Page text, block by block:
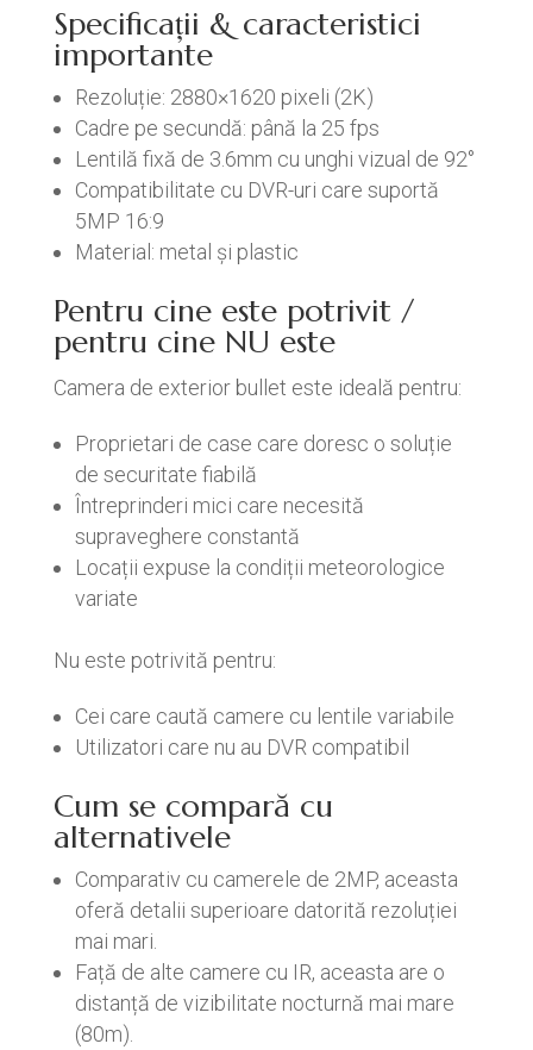
Specificații & caracteristici
importante
Rezoluție: 2880×1620 pixeli (2K)
Cadre pe secundă: până la 25 fps
Lentilă fixă de 3.6mm cu unghi vizual de 92°
Compatibilitate cu DVR-uri care suportă
5MP 16:9
Material: metal și plastic
Pentru cine este potrivit /
pentru cine NU este
Camera de exterior bullet este ideală pentru:
Proprietari de case care doresc o soluție
de securitate fiabilă
Întreprinderi mici care necesită
supraveghere constantă
Locații expuse la condiții meteorologice
variate
Nu este potrivită pentru:
Cei care caută camere cu lentile variabile
Utilizatori care nu au DVR compatibil
Cum se compară cu
alternativele
Comparativ cu camerele de 2MP, aceasta
oferă detalii superioare datorită rezoluției
mai mari.
Față de alte camere cu IR, aceasta are o
distanță de vizibilitate nocturnă mai mare
(80m).